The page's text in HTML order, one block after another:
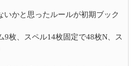
かと思ったルールが初期ブック
9枚、スペル14枚固定で48枚N、ス